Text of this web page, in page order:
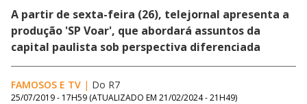
A partir de sexta-feira (26), telejornal apresenta a
produção 'SP Voar', que abordará assuntos da
capital paulista sob perspectiva diferenciada
FAMOSOS E TV | Do R7
25/07/2019 - 17H59 (ATUALIZADO EM 21/02/2024 - 21H49)